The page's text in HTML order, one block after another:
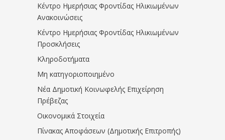
Κέντρο Ημερήσιας Φροντίδας Ηλικιωμένων
Ανακοινώσεις
Κέντρο Ημερήσιας Φροντίδας Ηλικιωμένων
Προσκλήσεις
Κληροδοτήματα
Μη κατηγοριοποιημένο
Νέα Δημοτική Κοινωφελής Επιχείρηση
Πρέβεζας
Οικονομικά Στοιχεία
Πίνακας Αποφάσεων (Δημοτικής Επιτροπής)